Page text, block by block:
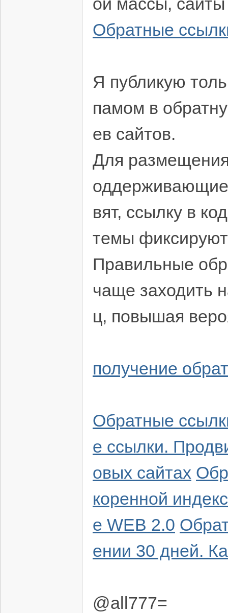
Обратные
Я публикую
памом в
ев сайтов.
Для
оддерживающие
вят, ссылку в
темы
Правильные
чаще заходить
ц, повышая
получение
Обратные
е ссылки.
овых сайтах
коренной
е WEB 2.0
ении 30 дней.
@all777=